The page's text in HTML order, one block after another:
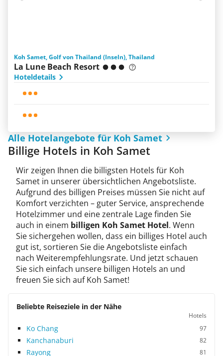
Koh Samet, Golf von Thailand (Inseln), Thailand
La Lune Beach Resort
Hoteldetails
Alle Hotelangebote für Koh Samet
Billige Hotels in Koh Samet
Wir zeigen Ihnen die billigsten Hotels für Koh
Samet in unserer übersichtlichen Angebotsliste.
Aufgrund des billigen Preises müssen Sie nicht auf
Komfort verzichten – guter Service, ansprechende
Hotelzimmer und eine zentrale Lage finden Sie
auch in einem billigen Koh Samet Hotel. Wenn
Sie sichergehen wollen, dass ein billiges Hotel auch
gut ist, sortieren Sie die Angebotsliste einfach
nach Weiterempfehlungsrate. Und jetzt schauen
Sie sich einfach unsere billigen Hotels an und
freuen Sie sich auf Koh Samet!
Beliebte Reiseziele in der Nähe
Hotels
Ko Chang 97
Kanchanaburi 82
Rayong 81